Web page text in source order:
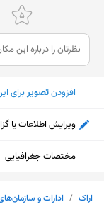
افزودنتصویربرای
ویرایش اطلاعات یا
مختصات جغرافیایی
اراک / ادارات و